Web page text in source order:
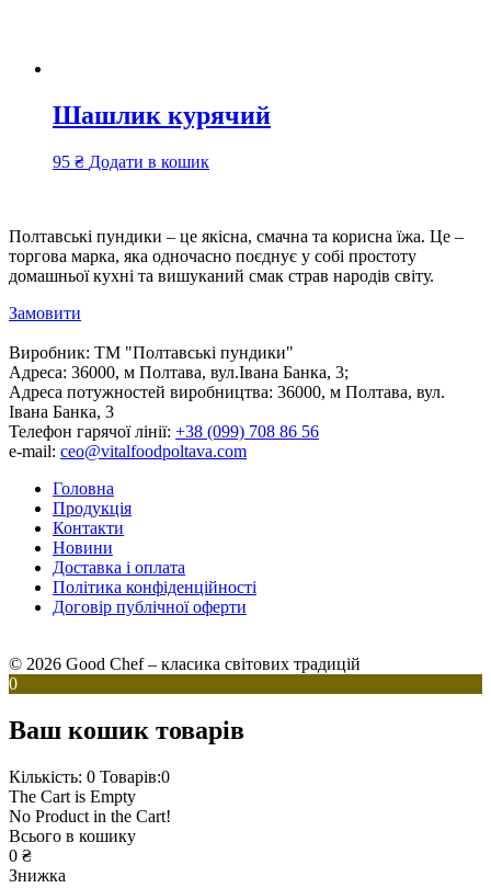
Шашлик курячий
95 ₴ Додати в кошик
Полтавські пундики – це якісна, смачна та корисна їжа. Це –
торгова марка, яка одночасно поєднує у собі простоту
домашньої кухні та вишуканий смак страв народів світу.
Замовити
Виробник: ТМ "Полтавські пундики"
Адреса: 36000, м Полтава, вул.Івана Банка, 3;
Адреса потужностей виробництва: 36000, м Полтава, вул.
Івана Банка, 3
Телефон гарячої лінії: +38 (099) 708 86 56
e-mail: ceo@vitalfoodpoltava.com
Головна
Продукція
Контакти
Новини
Доставка і оплата
Політика конфіденційності
Договір публічної оферти
© 2026 Good Chef – класика світових традицій
0
Ваш кошик товарів
Кількість: 0 Товарів:0
The Cart is Empty
No Product in the Cart!
Всього в кошику
0 ₴
Знижка